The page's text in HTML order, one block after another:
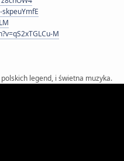
M
legend, i świetna muzyka.